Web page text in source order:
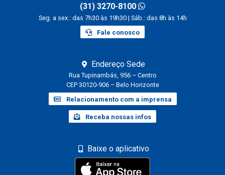
(31) 3270-8100
Seg. a sex.: das 7h30 às 19h30 | Sáb.: das 8h às 14h
Fale conosco
Endereço Sede
Rua Tupinambás, 956 – Centro
CEP 30120-906 – Belo Horizonte
Relacionamento com a imprensa
Receba nossas infos
Baixe o aplicativo